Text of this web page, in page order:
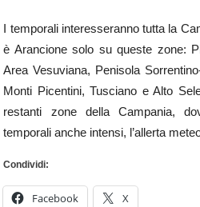
I temporali interesseranno tutta la
è Arancione solo su queste zone:
Area Vesuviana, Penisola
Monti Picentini, Tusciano e Alto
restanti zone della Campania,
temporali anche intensi, l’allerta
Condividi:
Facebook X